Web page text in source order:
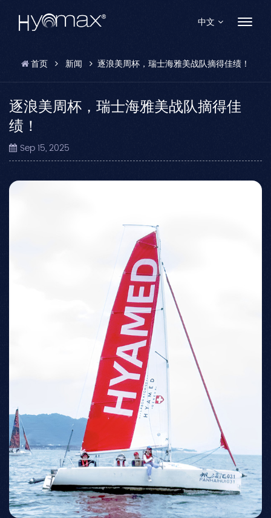
中文
Français
Português
日本語
中文
首页 新闻 逐浪美周杯，瑞士海雅美战队摘得佳绩！
逐浪美周杯，瑞士海雅美战队摘得佳
绩！
Sep 15, 2025